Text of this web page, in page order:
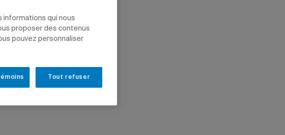
informations qui nous
proposer des contenus
pouvez personnaliser
Tout refuser